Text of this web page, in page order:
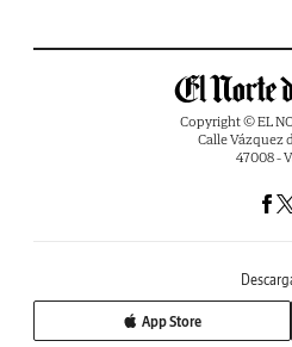
Copyright © EL
Calle Vázquez
47008 -
App Store